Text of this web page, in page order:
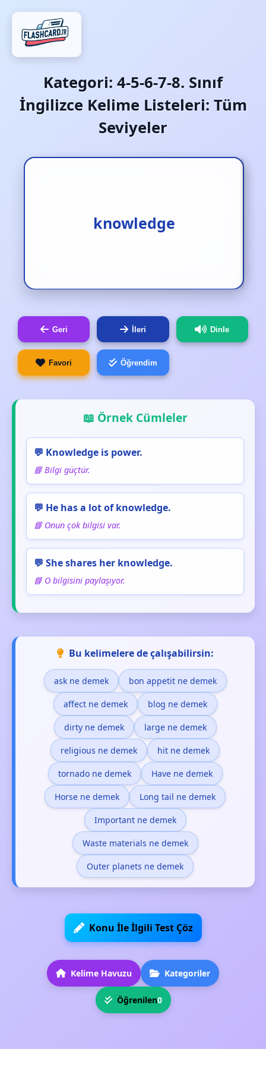
Kategori: 4-5-6-7-8. Sınıf
İngilizce Kelime Listeleri: Tüm
Seviyeler
knowledge
bilgi
Geri İleri Dinle
Favori Öğrendim
📖 Örnek Cümleler
💬 Knowledge is power.
📘 Bilgi güçtür.
💬 He has a lot of knowledge.
📘 Onun çok bilgisi var.
💬 She shares her knowledge.
📘 O bilgisini paylaşıyor.
Bu kelimelere de çalışabilirsin:
ask ne demek bon appetit ne demek
affect ne demek blog ne demek
dirty ne demek large ne demek
religious ne demek hit ne demek
tornado ne demek Have ne demek
Horse ne demek Long tail ne demek
Important ne demek
Waste materials ne demek
Outer planets ne demek
Konu İle İlgili Test Çöz
Kelime Havuzu Kategoriler
Öğrenilen0